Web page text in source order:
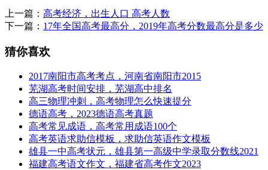
上一篇： 高考经济，出生人口 高考人数
下一篇： 17年全国高考最高分，2019年高考分数最高分是多少
猜你喜欢
2017南阳市高考考点，河南省南阳市2015
芜湖高考时间安排，芜湖高中排名
高三物理冲刺，高考物理怎么快速提分
德语高考，2023德语高考真题
高考常见成语，高考常用成语100个
高考英语求助信模板，求助信英语作文模板
雄县一中高考状元，雄县第一高级中学录取分数线2021
福建高考语文作文，福建省高考作文2023